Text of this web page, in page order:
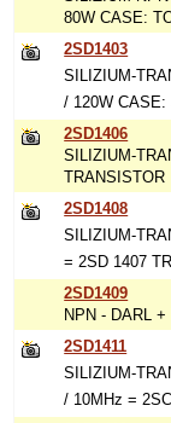
80W CASE:
2SD1403
SILIZIUM-
/ 120W CASE:
2SD1406
SILIZIUM-
TRANSISTOR
2SD1408
SILIZIUM-
= 2SD 1407
2SD1409
NPN - DARL
2SD1411
SILIZIUM-
/ 10MHz =